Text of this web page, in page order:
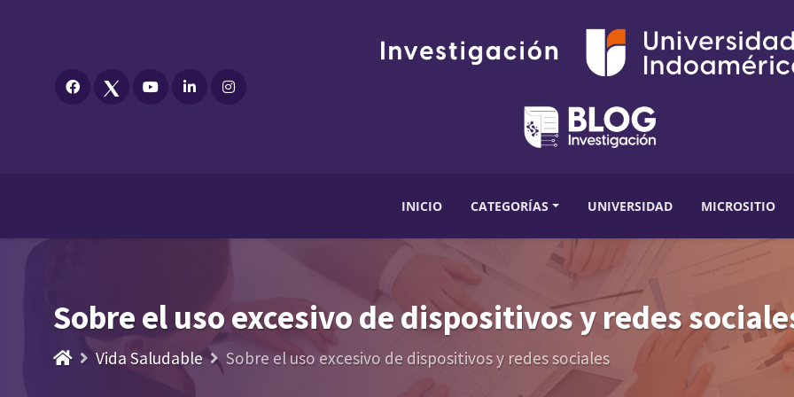
INICIO CATEGORÍAS UNIVERSIDAD MICROSITIO
Sobre el uso excesivo de dispositivos y redes
Vida Saludable Sobre el uso excesivo de dispositivos y redes sociales